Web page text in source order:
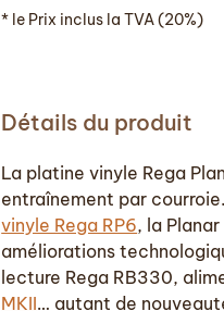
* le Prix inclus la TVA (20%)
Détails du produit
La platine vinyle Rega
entraînement par
vinyle Rega RP6, la
améliorations
lecture Rega RB330,
MKII… autant de